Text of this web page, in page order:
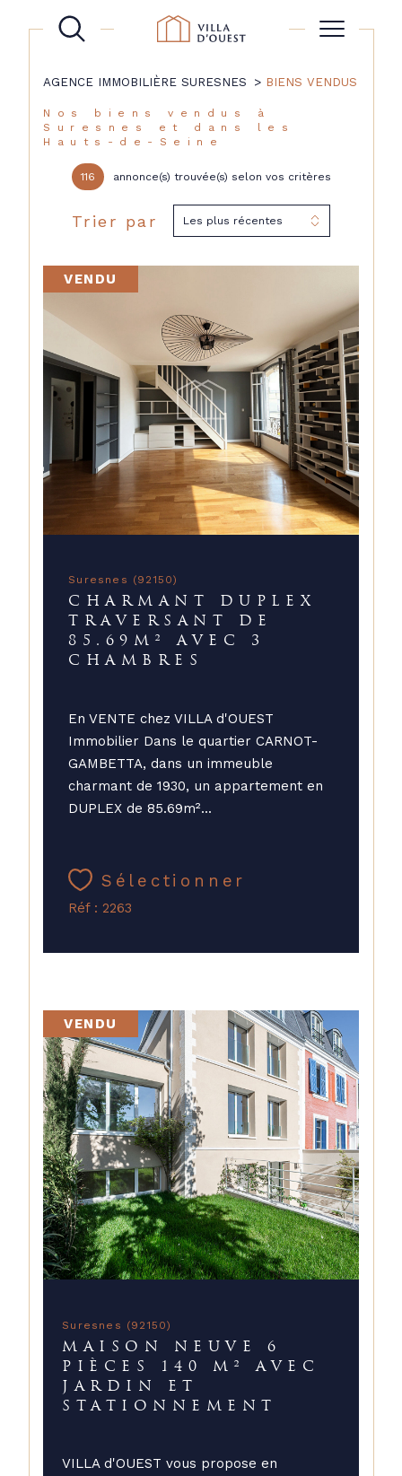
AGENCE IMMOBILIÈRE SURESNES BIENS VENDUS
Nos biens vendus à
Suresnes et dans les
Hauts-de-Seine
116 annonce(s) trouvée(s) selon vos critères
Trier par Les plus récentes
Suresnes (92150)
CHARMANT DUPLEX
TRAVERSANT DE
85.69M² AVEC 3
CHAMBRES
En VENTE chez VILLA d'OUEST
Immobilier Dans le quartier CARNOT-
GAMBETTA, dans un immeuble
charmant de 1930, un appartement en
DUPLEX de 85.69m²...
Sélectionner
Réf : 2263
VENDU
Suresnes (92150)
MAISON NEUVE 6
PIÈCES 140 M² AVEC
JARDIN ET
STATIONNEMENT
VILLA d'OUEST vous propose en
VENDU